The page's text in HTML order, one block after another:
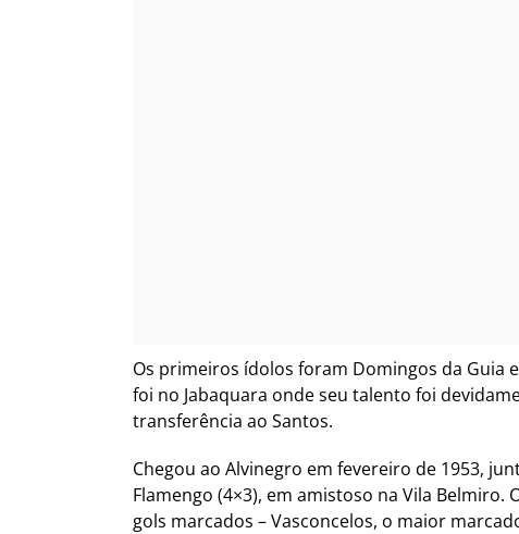
Os primeiros ídolos foram Domingos da Guia
foi no Jabaquara onde seu talento foi
transferência ao Santos.
Chegou ao Alvinegro em fevereiro de 1953,
Flamengo (4×3), em amistoso na Vila
gols marcados – Vasconcelos, o maior